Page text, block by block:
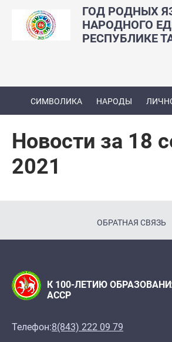
ГОД РОДНЫХ
НАРОДНОГО
РЕСПУБЛИКЕ
СИМВОЛИКА НАРОДЫ
Новости за 18
2021
ОБРАТНАЯ СВЯЗЬ
К 100-ЛЕТИЮ
АССР
Телефон:8(843) 222 09 79